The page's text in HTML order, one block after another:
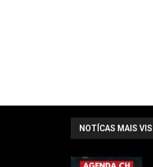
NOTÍCAS MAIS